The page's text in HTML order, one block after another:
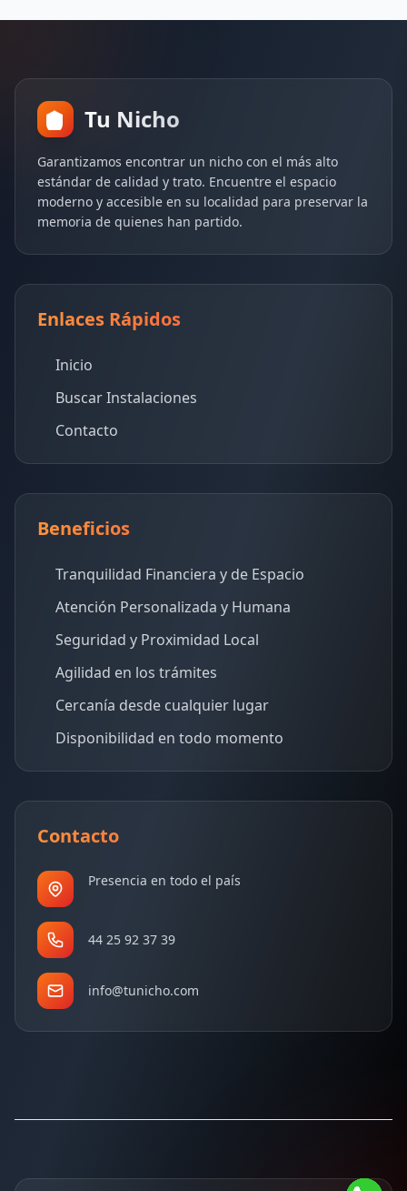
Tu Nicho
Garantizamos encontrar un nicho con el más alto
estándar de calidad y trato. Encuentre el espacio
moderno y accesible en su localidad para preservar la
memoria de quienes han partido.
Enlaces Rápidos
Inicio
Buscar Instalaciones
Contacto
Beneficios
Tranquilidad Financiera y de Espacio
Atención Personalizada y Humana
Seguridad y Proximidad Local
Agilidad en los trámites
Cercanía desde cualquier lugar
Disponibilidad en todo momento
Contacto
Presencia en todo el país
44 25 92 37 39
info@tunicho.com